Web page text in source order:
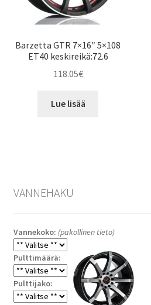
Barzetta GTR 7×16″ 5×108
ET40 keskireikä:72.6
118.05€
Lue lisää
VANNEHAKU
Vannekoko: (pakollinen tieto)
Pulttimäärä:
Pulttijako: